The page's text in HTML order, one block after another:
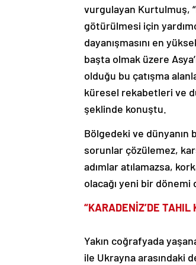
vurgulayan Kurtulmuş,
götürülmesi için
dayanışmasını en
başta olmak üzere
olduğu bu çatışma
küresel rekabetleri ve
şeklinde konuştu.
Bölgedeki ve dünyanın
sorunlar çözülemez,
adımlar atılamazsa,
olacağı yeni bir
“KARADENİZ’DE TAHIL
Yakın coğrafyada
ile Ukrayna arasındaki